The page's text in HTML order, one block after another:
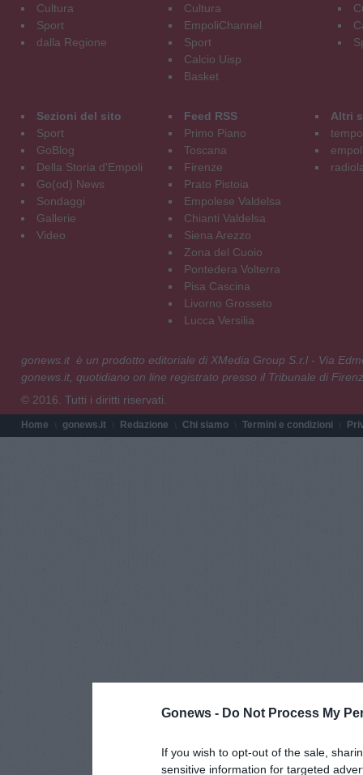
Gonews - Do Not Process My
If you wish to opt-out of the sale,
sensitive information for targeted
Cultura
Sport
dalla Regione
Cultura
EmpoliChannel
Sport
Calcio Uisp
Basket
Sezioni del sito
Sport
GoBlog
Della Storia d'Empoli
Go(od) News
Sondaggi
Gallerie
Video
Feed RSS
Primo Piano
Toscana
Firenze
Prato Pistoia
Empolese Valdelsa
Chianti Valdelsa
Siena Arezzo
Zona del Cuoio
Pontedera Volterra
Pisa Cascina
Livorno Grosseto
Lucca Versilia
Altri
gonews.it è un prodotto editoriale di XMedia Group S.r.l - Via
gonews.it, quotidiano on line registrato presso il Tribunale di
© 2016. Tutti i diritti riservati.
Home gonews.it Redazione Chi siamo Termini e condizioni